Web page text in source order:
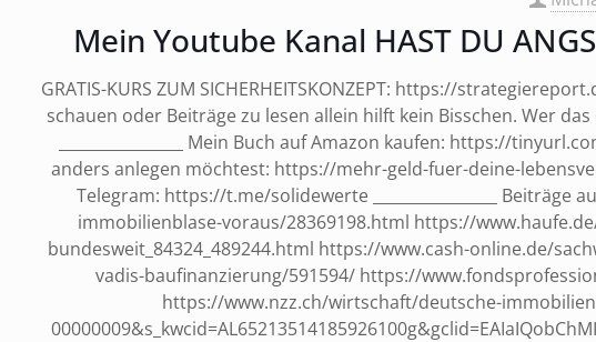
Mein Youtube Kanal HAST DU
GRATIS-KURS ZUM SICHERHEITSKONZEPT: https://
schauen oder Beiträge zu lesen allein hilft kein Bisschen. Wer
________________ Mein Buch auf Amazon kaufen: https://
anders anlegen möchtest: https://mehr-geld-fuer-deine-
Telegram: https://t.me/solidewerte ________________
immobilienblase-voraus/28369198.html https://
bundesweit_84324_489244.html https://www.cash-online.de/
vadis-baufinanzierung/591594/ https://
https://www.nzz.ch/wirtschaft/deutsche-